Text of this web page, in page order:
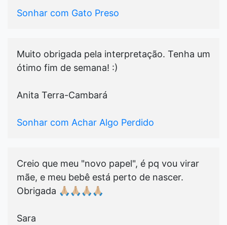
Sonhar com Gato Preso
Muito obrigada pela interpretação. Tenha um
ótimo fim de semana! :)
Anita Terra-Cambará
Sonhar com Achar Algo Perdido
Creio que meu "novo papel", é pq vou virar
mãe, e meu bebê está perto de nascer.
Obrigada 🙏🏼🙏🏼🙏🏼🙏🏼
Sara